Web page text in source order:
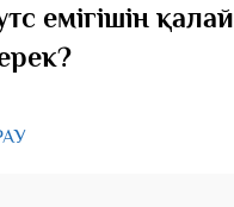
емігішін қалай